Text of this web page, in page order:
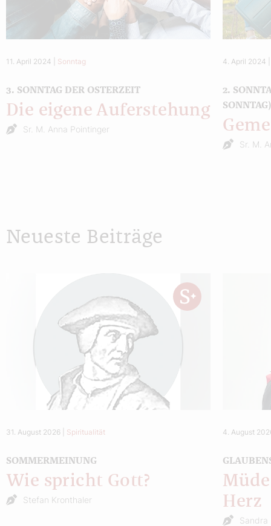
11. April 2024 Sonntag
3. SONNTAG DER OSTERZEIT
Die eigene Auferstehung
Sr. M. Anna Pointinger
4. April 2024
2.
Sr. M.
Neueste Beiträge
31. August 2026 Spiritualität
SOMMERMEINUNG
Wie spricht Gott?
Stefan Kronthaler
4. August
Herz
Sandra